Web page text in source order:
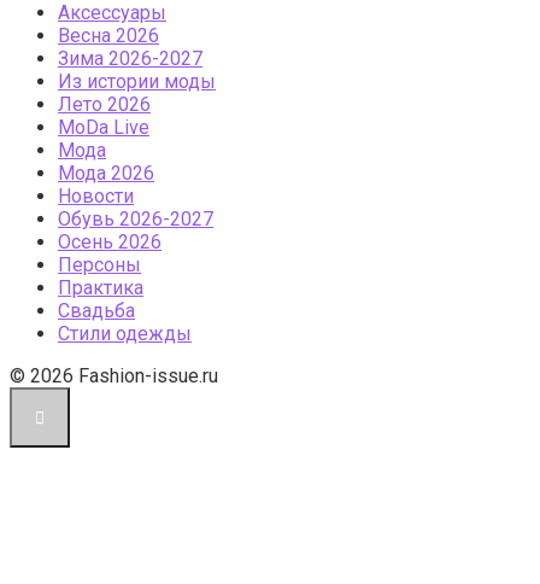
Аксессуары
Весна 2026
Зима 2026-2027
Из истории моды
Лето 2026
МоDа Live
Мода
Мода 2026
Новости
Обувь 2026-2027
Осень 2026
Персоны
Практика
Свадьба
Стили одежды
© 2026 Fashion-issue.ru